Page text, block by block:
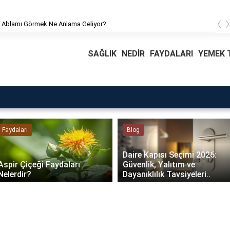
Görmek Ne Anlama Geliyor? ‹ ›
SAĞLIK NEDİR FAYDALARI YEMEK
Faydaları
Çiçeği Faydaları
Blog
Daire Kapısı Seçimi 2026:
Güvenlik, Yalıtım ve
Dayanıklılık Tavsiyeleri..